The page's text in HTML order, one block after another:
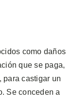
como daños
que se paga,
para castigar un
Se conceden a